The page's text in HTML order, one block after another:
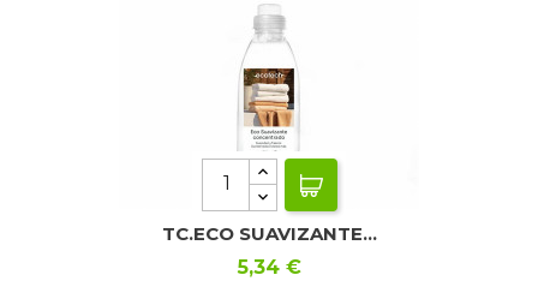
TC.ECO SUAVIZANTE...
Precio
5,34 €